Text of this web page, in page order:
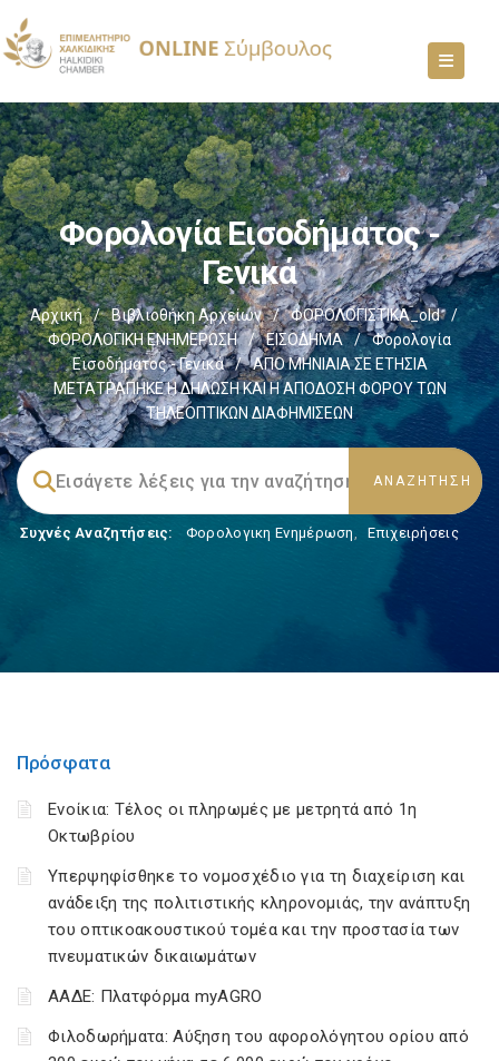
Φορολογία Εισοδήματος -
Γενικά
Αρχική / Βιβλιοθήκη Αρχείων / ΦΟΡΟΛΟΓΙΣΤΙΚΑ_old
/
ΦΟΡΟΛΟΓΙΚΗ ΕΝΗΜΕΡΩΣΗ
/ ΕΙΣΟΔΗΜΑ /
Φορολογία
Εισοδήματος - Γενικά
/
ΑΠΟ ΜΗΝΙΑΙΑ ΣΕ ΕΤΗΣΙΑ
ΜΕΤΑΤΡΑΠΗΚΕ Η ΔΗΛΩΣΗ ΚΑΙ Η ΑΠΟΔΟΣΗ ΦΟΡΟΥ ΤΩΝ
ΤΗΛΕΟΠΤΙΚΩΝ ΔΙΑΦΗΜΙΣΕΩΝ
Συχνές Αναζητήσεις: Φορολογικη Ενημέρωση, Επιχειρήσεις
Πρόσφατα
Ενοίκια: Τέλος οι πληρωμές με μετρητά από 1η
Οκτωβρίου
Υπερψηφίσθηκε το νομοσχέδιο για τη διαχείριση και
ανάδειξη της πολιτιστικής κληρονομιάς, την ανάπτυξη
του οπτικοακουστικού τομέα και την προστασία των
πνευματικών δικαιωμάτων
ΑΑΔΕ: Πλατφόρμα myAGRO
Φιλοδωρήματα: Αύξηση του αφορολόγητου ορίου από